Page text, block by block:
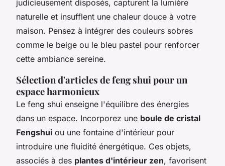
judicieusement disposés, capturent la lumière
naturelle et insufflent une chaleur douce à votre
maison. Pensez à intégrer des couleurs sobres
comme le beige ou le bleu pastel pour renforcer
cette ambiance sereine.
Sélection d'articles de feng shui pour un
espace harmonieux
Le feng shui enseigne l'équilibre des énergies
dans un espace. Incorporez une boule de cristal
Fengshui ou une fontaine d'intérieur pour
introduire une fluidité énergétique. Ces objets,
associés à des plantes d'intérieur zen, favorisent